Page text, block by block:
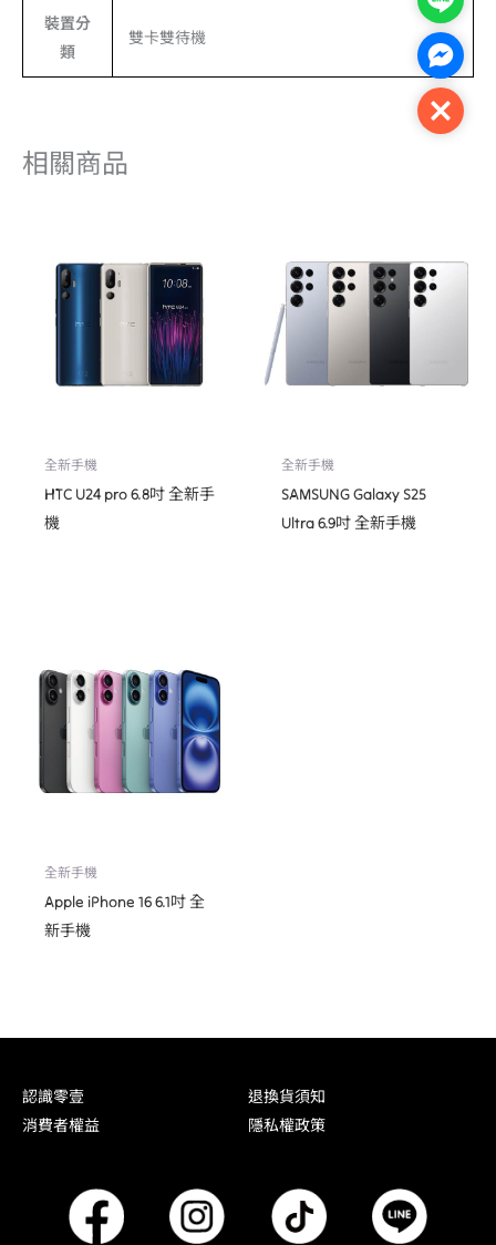
裝置分
類
雙卡雙待機
相關商品
全新手機
HTC U24 pro 6.8吋 全新手
機
全新手機
SAMSUNG Galaxy S25
Ultra 6.9吋 全新手機
全新手機
Apple iPhone 16 6.1吋 全
新手機
認識零壹
退換貨須知
消費者權益
隱私權政策
Close